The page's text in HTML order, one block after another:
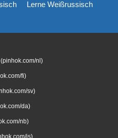
Lerne Weißrussisch
nl)
fi)
sv)
da)
nb)
is)